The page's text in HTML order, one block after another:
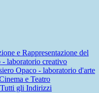
e Rappresentazione del
- laboratorio creativo
Opaco - laboratorio d'arte
e Teatro
gli Indirizzi